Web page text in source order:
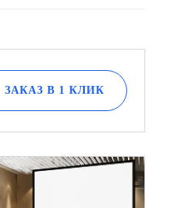
ЗАКАЗ В 1 КЛИК